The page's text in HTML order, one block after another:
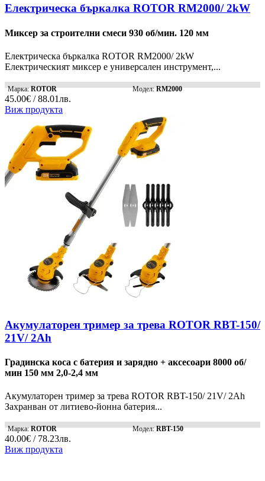
Електрическа бъркалка ROTOR RM2000/ 2kW
Миксер за строителни смеси 930 об/мин. 120 мм
Електрическа бъркалка ROTOR RM2000/ 2kW
Електрическият миксер е универсален инструмент,...
Марка:ROTOR Модел:RM2000
45.00€ / 88.01лв.
Виж продукта
Акумулаторен тример за трева ROTOR RBT-150/
21V/ 2Ah
Градинска коса с батерия и зарядно + аксесоари 8000 об/
мин 150 мм 2,0-2,4 мм
Акумулаторен тример за трева ROTOR RBT-150/ 21V/ 2Ah
Захранван от литиево-йонна батерия...
Марка:ROTOR Модел:RBT-150
40.00€ / 78.23лв.
Виж продукта